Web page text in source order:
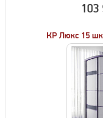
103
КР Люкс 15